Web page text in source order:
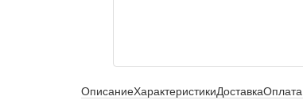
ОписаниеХарактеристикиДоставкаОплата